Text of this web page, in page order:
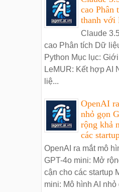
cao
thanh với
Claude
cao Phân tích Dữ
Python Mục lục:
LeMUR: Kết hợp AI
liệ...
OpenAI
nhỏ gọn
rộng khả
các
OpenAI ra mắt mô
GPT-4o mini: Mở
cận cho các startup
mini: Mô hình AI nhỏ